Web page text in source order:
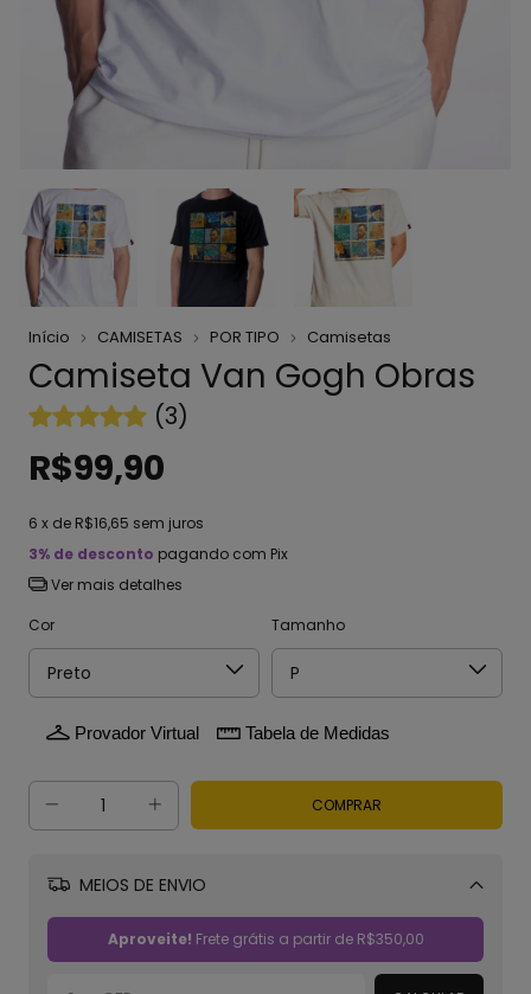
Início CAMISETAS POR TIPO Camisetas
Camiseta Van Gogh Obras
(3)
R$99,90
6 x de R$16,65 sem juros
3% de desconto pagando com Pix
Ver mais detalhes
Cor
Tamanho
Provador Virtual Tabela de Medidas
MEIOS DE ENVIO
Aproveite! Frete grátis a partir de R$350,00